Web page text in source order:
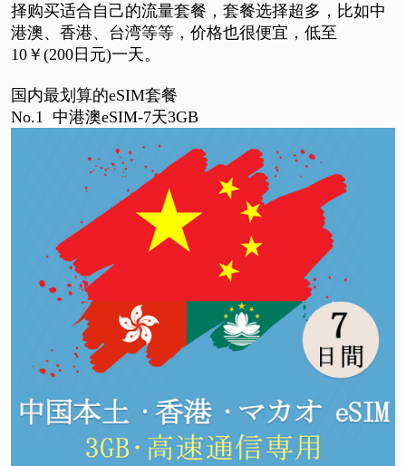
择购买适合自己的流量套餐，套餐选择超多，比如中
港澳、香港、台湾等等，价格也很便宜，低至
10￥(200日元)一天。
国内最划算的eSIM套餐
No.1 中港澳eSIM-7天3GB